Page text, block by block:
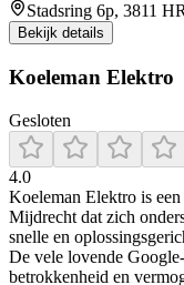
Stadsring 6p, 3811
Bekijk details
Koeleman Elektro
Gesloten
4.0
Koeleman Elektro is
Mijdrecht dat zich
snelle en
De vele lovende
betrokkenheid en